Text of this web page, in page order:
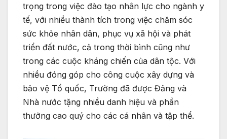
trọng trong việc đào tạo nhân lực cho ngành y
tế, với nhiều thành tích trong việc chăm sóc
sức khỏe nhân dân, phục vụ xã hội và phát
triển đất nước, cả trong thời bình cũng như
trong các cuộc kháng chiến của dân tộc. Với
nhiều đóng góp cho công cuộc xây dựng và
bảo vệ Tổ quốc, Trường đã được Đảng và
Nhà nước tặng nhiều danh hiệu và phần
thưởng cao quý cho các cá nhân và tập thể.